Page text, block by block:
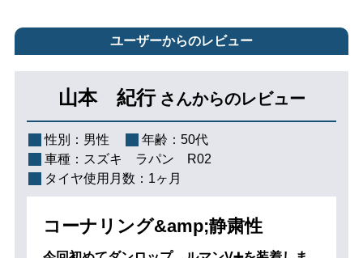
ユーザーからのレビュー
山本 紀行 さんからのレビュー
性別： 男性 年齢： 50代
車種： スズキ ラパン R02
タイヤ使用月数： 1ヶ月
コーナリング&amp;静粛性